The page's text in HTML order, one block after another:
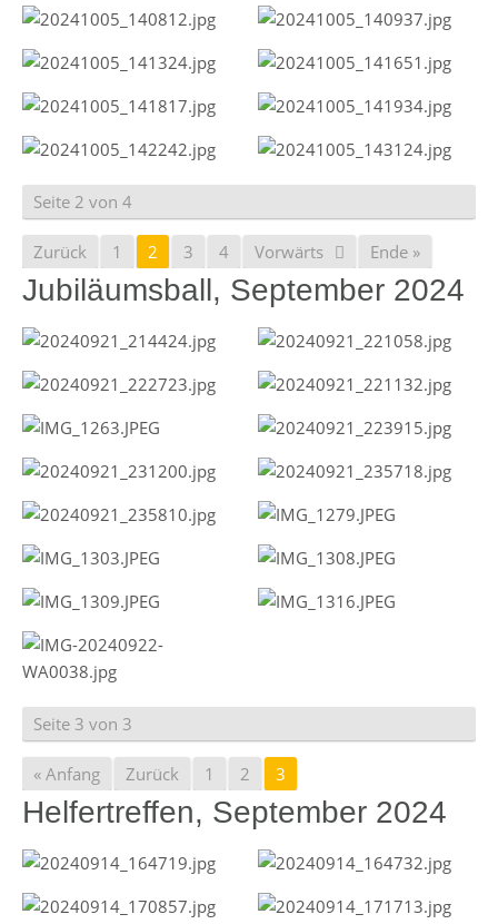
Seite 2 von 4
Zurück 1 2 3 4 Vorwärts Ende »
Jubiläumsball, September 2024
Seite 3 von 3
« Anfang Zurück 1 2 3
Helfertreffen, September 2024